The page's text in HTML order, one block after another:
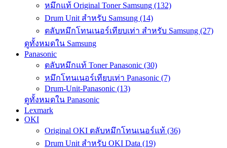
หมึกแท้ Original Toner Samsung (132)
Drum Unit สำหรับ Samsung (14)
ตลับหมึกโทนเนอร์เทียบเท่า สำหรับ Samsung (27)
ดูทั้งหมดใน Samsung
Panasonic
ตลับหมึกแท้ Toner Panasonic (30)
หมึกโทนเนอร์เทียบเท่า Panasonic (7)
Drum-Unit-Panasonic (13)
ดูทั้งหมดใน Panasonic
Lexmark
OKI
Original OKI ตลับหมึกโทนเนอร์แท้ (36)
Drum Unit สำหรับ OKI Data (19)